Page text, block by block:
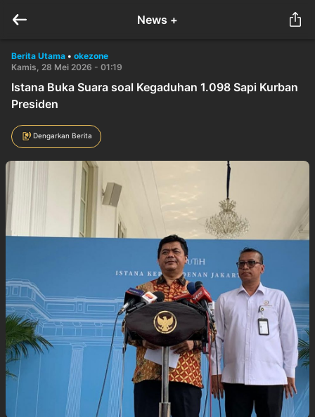
News +
Berita Utama • okezone
Kamis, 28 Mei 2026 - 01:19
Istana Buka Suara soal Kegaduhan 1.098 Sapi Kurban
Presiden
Dengarkan Berita